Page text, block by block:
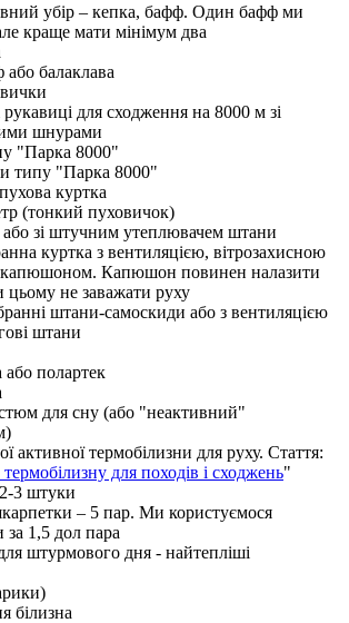
убір – кепка, бафф. Один бафф ми
краще мати мінімум два
балаклава
рукавиці для сходження на 8000 м зі
шнурами
"Парка 8000"
типу "Парка 8000"
куртка
(тонкий пуховичок)
або зі штучним утеплювачем штани
куртка з вентиляцією, вітрозахисною
капюшоном. Капюшон повинен налазити
цьому не заважати руху
штани-самоскиди або з вентиляцією
штани
або полартек
для сну (або "неактивний"
активної термобілизни для руху. Стаття:
для походів і сходжень"
3 штуки
– 5 пар. Ми користуємося
1,5 дол пара
штурмового дня - найтепліші
білизна